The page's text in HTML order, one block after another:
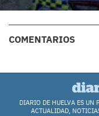
COMENTARIOS
DIARIO DE HUELVA ES UN
ACTUALIDAD,